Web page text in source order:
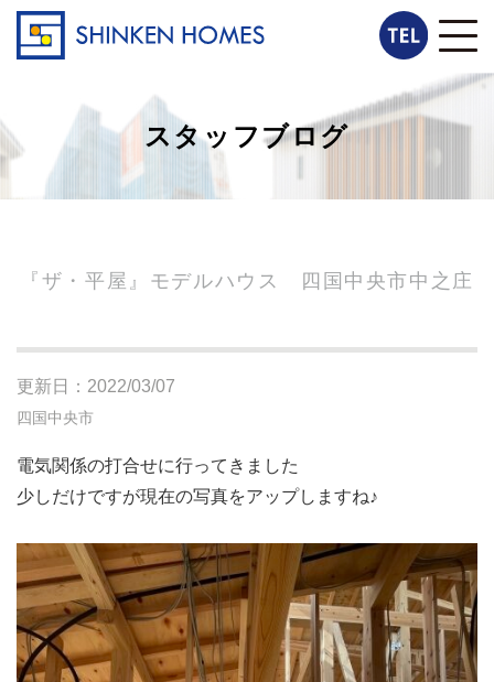
スタッフブログ
『ザ・平屋』モデルハウス 四国中央市中之庄
更新日：2022/03/07
四国中央市
電気関係の打合せに行ってきました
少しだけですが現在の写真をアップしますね♪